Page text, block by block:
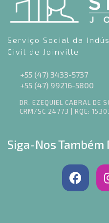
Serviço Social da
Civil de Joinville
+55 (47) 3433-5737
+55 (47) 99216-5800
DR. EZEQUIEL CABRAL DE
CRM/SC 24773 | RQE:
Siga-Nos Também